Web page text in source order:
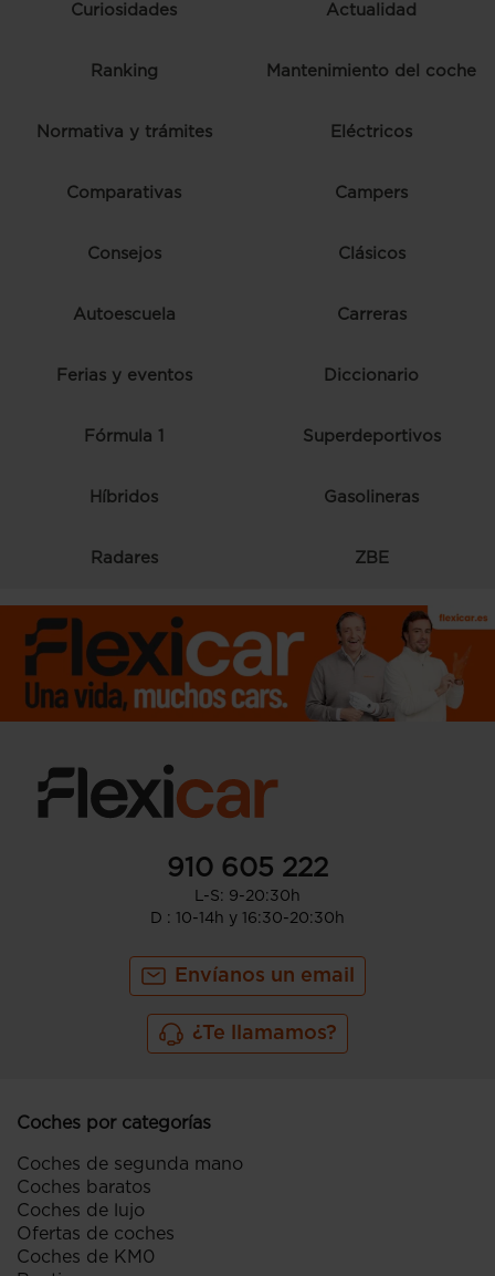
Curiosidades Actualidad
Ranking Mantenimiento del coche
Normativa y trámites Eléctricos
Comparativas Campers
Consejos Clásicos
Autoescuela Carreras
Ferias y eventos Diccionario
Fórmula 1 Superdeportivos
Híbridos Gasolineras
Radares ZBE
910 605 222
L-S: 9-20:30h
D : 10-14h y 16:30-20:30h
Envíanos un email
¿Te llamamos?
Coches por categorías
Coches de segunda mano
Coches baratos
Coches de lujo
Ofertas de coches
Coches de KM0